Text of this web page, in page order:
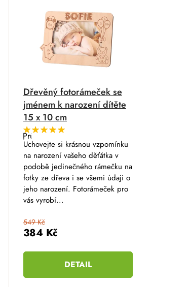
Dřevěný fotorámeček se
jménem k narození dítěte
15 x 10 cm
Průměrné
hodnocení
produktu
je
5,0
z
5
hvězdiček.
384 Kč
549 Kč
DETAIL
Uchovejte si krásnou vzpomínku
na narození vašeho děťátka v
podobě jedinečného rámečku na
fotky ze dřeva i se všemi údaji o
jeho narození. Fotorámeček pro
vás vyrobí...